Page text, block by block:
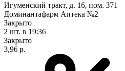
Игуменский тракт, д. 16, пом. 371
Доминантафарм Аптека №2
Закрыто
2 шт. в 19:36
Закрыто
3,96 р.